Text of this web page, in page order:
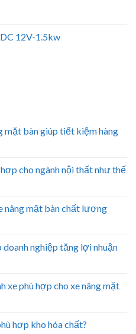
12V-1.5kw
mặt bàn giúp tiết kiệm hàng
cho ngành nội thất như thế
nâng mặt bàn chất lượng
doanh nghiệp tăng lợi nhuận
xe phù hợp cho xe nâng mặt
hợp kho hóa chất?